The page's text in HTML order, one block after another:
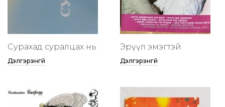
Сурахад суралцах нь
Дэлгэрэнгүй
Эрүүл эмэгтэй
Дэлгэрэнгүй